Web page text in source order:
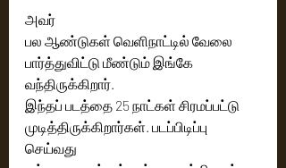
அவர்
பல ஆண்டுகள் வெளிநாட்டில் வேலை
பார்த்துவிட்டு மீண்டும் இங்கே
வந்திருக்கிறார்.
இந்தப் படத்தை 25 நாட்கள் சிரமப்பட்டு
முடித்திருக்கிறார்கள். படப்பிடிப்பு
செய்வது